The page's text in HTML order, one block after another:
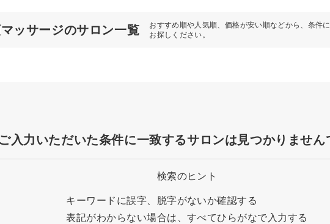
ッサージのサロン一覧
おすすめ順や人気順、価格が安い順などから、条件
お探しください。
ご入力いただいた条件に一致するサロンは見つかりません
検索のヒント
キーワードに誤字、脱字がないか確認する
表記がわからない場合は、すべてひらがなで入力する